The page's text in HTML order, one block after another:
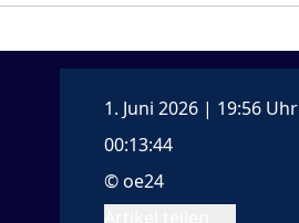
1. Juni 2026 | 19:56 Uhr
00:13:44
© oe24